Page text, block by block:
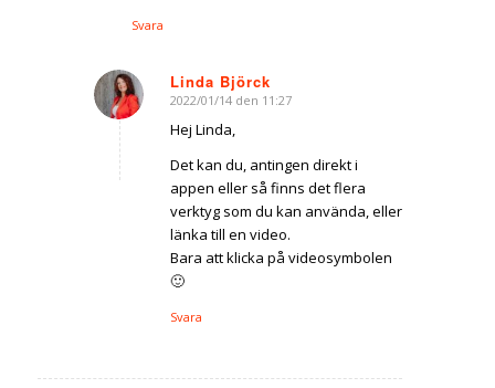
Svara
Linda Björck
says:
2022/01/14 den 11:27
Hej Linda,
Det kan du, antingen direkt i
appen eller så finns det flera
verktyg som du kan använda, eller
länka till en video.
Bara att klicka på videosymbolen
🙂
Svara